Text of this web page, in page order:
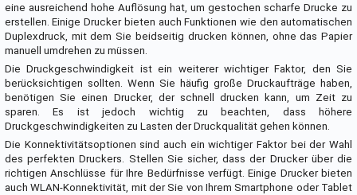
eine ausreichend hohe Auflösung hat, um gestochen scharfe Drucke zu
erstellen. Einige Drucker bieten auch Funktionen wie den automatischen
Duplexdruck, mit dem Sie beidseitig drucken können, ohne das Papier
manuell umdrehen zu müssen.
Die Druckgeschwindigkeit ist ein weiterer wichtiger Faktor, den Sie
berücksichtigen sollten. Wenn Sie häufig große Druckaufträge haben,
benötigen Sie einen Drucker, der schnell drucken kann, um Zeit zu
sparen. Es ist jedoch wichtig zu beachten, dass höhere
Druckgeschwindigkeiten zu Lasten der Druckqualität gehen können.
Die Konnektivitätsoptionen sind auch ein wichtiger Faktor bei der Wahl
des perfekten Druckers. Stellen Sie sicher, dass der Drucker über die
richtigen Anschlüsse für Ihre Bedürfnisse verfügt. Einige Drucker bieten
auch WLAN-Konnektivität, mit der Sie von Ihrem Smartphone oder Tablet